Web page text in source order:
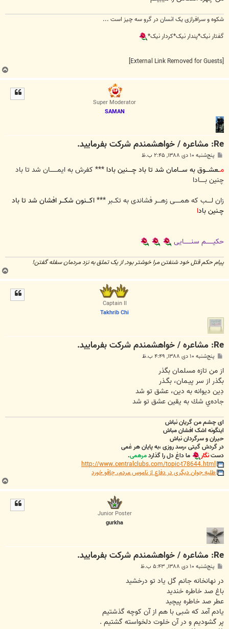
شکوه و سرافرازی یک انسان در گرو سه چیز است ...
گفتار نیک*پندار نیک*کردار نیک*
ب
ا
Super Moderator
SAMAN
Re: مشاعره / خواهشمندم شرکت بفرماييد.
پ
ت
پنج‌شنبه ۱۰ دی ۱۳۸۸, ۲:۴۵ ب.ظ
مــعشـــوق به ســـامان شد تا باد چــــنین بادا *** کفرش به ایمـــــــان شد تا باد
چنین بـــــادا
زان لــــب که همـــــی زهــــر فشاندی به تکــبر ***اکـــنون شکـــر افشان شد تا باد
چـنین بادا
حکیـــــــم سنـــــــایی
پیام حکم قتل خود شنفتن مرا خوشتر بود, از یک تملق به نزد مردمان سفله گفتن!
ب
ا
Captain II
Takhrib Chi
Re: مشاعره / خواهشمندم شرکت بفرماييد.
پ
ت
پنج‌شنبه ۱۰ دی ۱۳۸۸, ۴:۴۹ ب.ظ
از من تازه مسلمان بگذر
بگذر از سر پيـمان، بگـذر
دِين ديوانه به دين، عشق تو شد
جاده‌ي شك به يقين عشق تو شد
ای چشم من گریان نباش
اینگونه اشک افشان مباش
حیران و سرگردان نباش
در گردش گیتی ،رسد روزی ،به پایان هر غمی
دستنگار ما داغ دل را گذاردمرهمی.
http://www.centralclubs.com/topic-t78644.html
طلبه جوان دیگری در دفاع از ناموس مردم، چاقو خورد
ب
ا
Junior Poster
gurkha
Re: مشاعره / خواهشمندم شرکت بفرماييد.
پ
ت
پنج‌شنبه ۱۰ دی ۱۳۸۸, ۵:۴۳ ب.ظ
در نهانخانه جانم گل یاد تو درخشید
باغ صد خاطره خندید
عطر صد خاطره پیچید
یادم آمد که شبی با هم از آن کوچه گذشتیم
پر گشودیم و در آن خلوت دلخواسته گشتیم .